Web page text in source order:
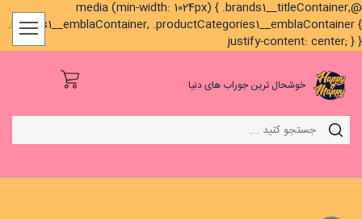
@media (min-width: 1024px) { .brands1__titleContainer,
.brands1__emblaContainer, .productCategories1__emblaContainer {
justify-content: center; } }
خوشحال ترین جوراب های دنیا